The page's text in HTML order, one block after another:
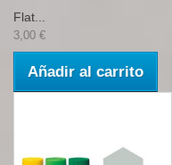
Flat...
3,00 €
Añadir al carrito